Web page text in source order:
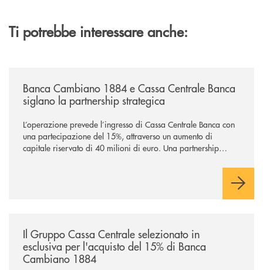
Ti potrebbe interessare anche:
Banca Cambiano 1884 e Cassa Centrale Banca
siglano la partnership strategica
L’operazione prevede l’ingresso di Cassa Centrale Banca con
una partecipazione del 15%, attraverso un aumento di
capitale riservato di 40 milioni di euro. Una partnership
comuni e sulla prossimità ai territori, per ampliare l’offerta e
Il Gruppo Cassa Centrale selezionato in
esclusiva per l'acquisto del 15% di Banca
Cambiano 1884